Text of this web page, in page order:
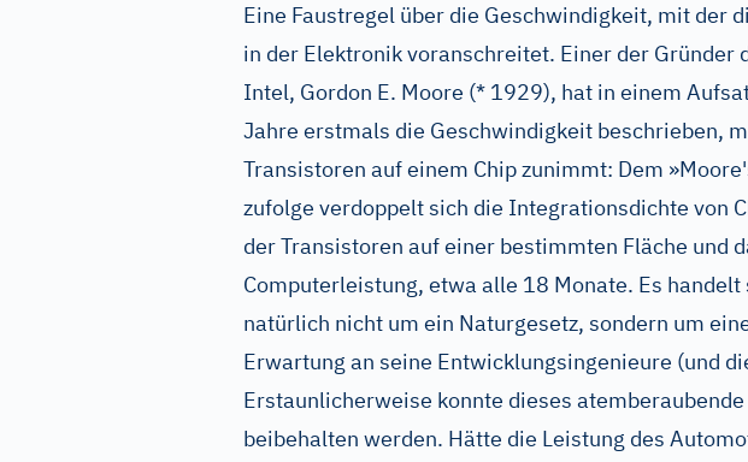
Eine Faustregel über die Geschwindigkeit, mit der
in der Elektronik voranschreitet. Einer der Gründer
Intel, Gordon E. Moore (* 1929), hat in einem
Jahre erstmals die Geschwindigkeit beschrieben,
Transistoren auf einem Chip zunimmt: Dem
zufolge verdoppelt sich die Integrationsdichte von
der Transistoren auf einer bestimmten Fläche und
Computerleistung, etwa alle 18 Monate. Es handelt
natürlich nicht um ein Naturgesetz, sondern um
Erwartung an seine Entwicklungsingenieure (und
Erstaunlicherweise konnte dieses
beibehalten werden. Hätte die Leistung des